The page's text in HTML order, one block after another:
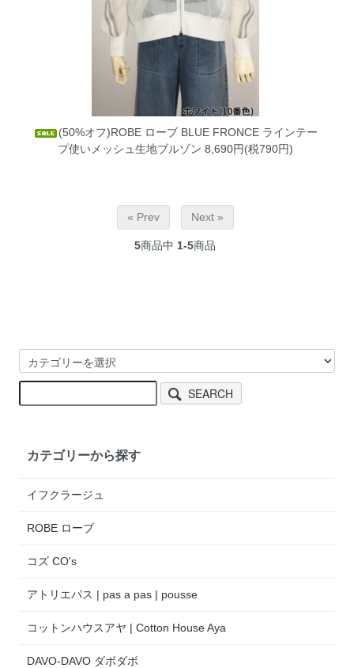
(50%オフ)ROBE ローブ BLUE FRONCE ラインテー
プ使いメッシュ生地ブルゾン 8,690円(税790円)
« Prev Next »
5商品中 1-5商品
SEARCH
カテゴリーから探す
イフクラージュ
ROBE ローブ
コズ CO's
アトリエパス | pas a pas | pousse
コットンハウスアヤ | Cotton House Aya
DAVO-DAVO ダボダボ